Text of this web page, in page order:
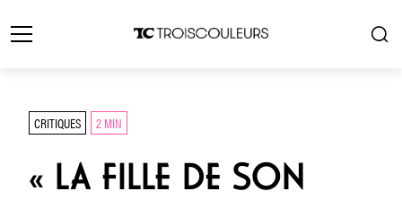
CRITIQUES 2 MIN
« LA FILLE DE SON